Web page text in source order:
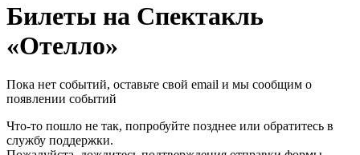
Билеты на Спектакль
«Отелло»
Пока нет событий, оставьте свой email и мы сообщим о
появлении событий
Что-то пошло не так, попробуйте позднее или обратитесь в
службу поддержки.